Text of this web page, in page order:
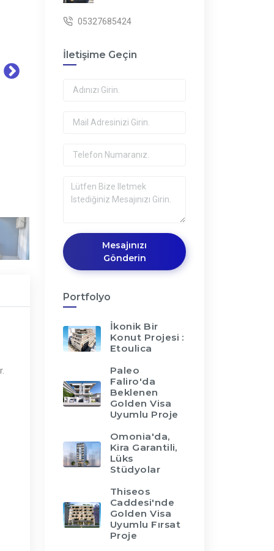
05327685424
İletişime Geçin
Mesajınızı
Gönderin
Portfolyo
İkonik Bir
Konut Projesi :
Etoulica
Paleo
Faliro'da
Beklenen
Golden Visa
Uyumlu Proje
Omonia'da,
Kira Garantili,
Lüks
Stüdyolar
Thiseos
Caddesi'nde
Golden Visa
Uyumlu Fırsat
Proje